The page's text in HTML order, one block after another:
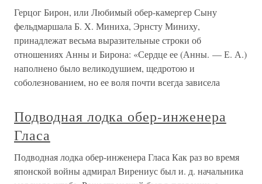
Герцог Бирон, или Любимый обер-камергер Сыну
фельдмаршала Б. X. Миниха, Эрнсту Миниху,
принадлежат весьма выразительные строки об
отношениях Анны и Бирона: «Сердце ее (Анны. — Е. А.)
наполнено было великодушием, щедротою и
соболезнованием, но ее воля почти всегда зависела
Подводная лодка обер-инженера
Гласа
Подводная лодка обер-инженера Гласа Как раз во время
японской войны адмирал Вирениус был и. д. начальника